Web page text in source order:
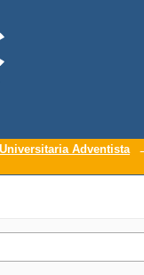
Adventista